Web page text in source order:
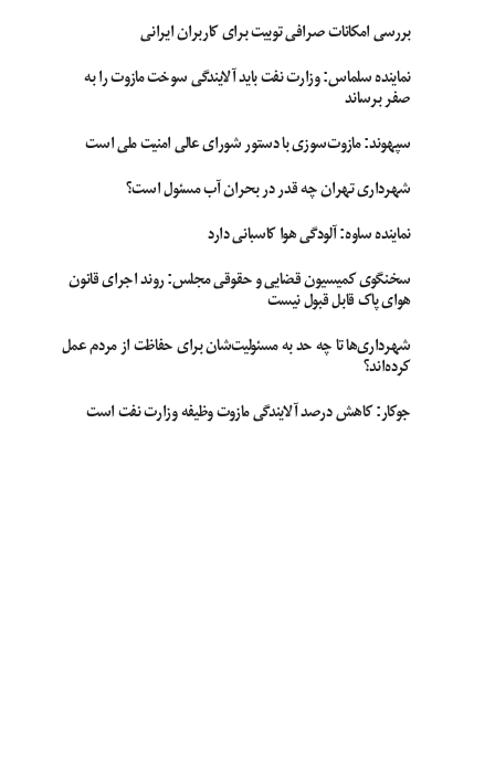
بررسی امکانات صرافی توبیت برای کاربران ایرانی
نماینده سلماس: وزارت نفت باید آلایندگی سوخت مازوت را به
صفر برساند
سپهوند:‌ مازوت‌سوزی با دستور شورای عالی امنیت ملی است
شهرداری تهران چه قدر در بحران آب مسئول است؟
نماینده ساوه: آلودگی هوا کاسبانی دارد
سخنگوی کمیسیون قضایی و حقوقی مجلس: روند اجرای قانون
هوای پاک قابل قبول نیست
شهرداری‌ها تا چه حد به مسئولیت‌شان برای حفاظت از مردم عمل
کرده‌اند؟
جوکار: کاهش درصد آلایندگی مازوت وظیفه وزارت نفت است